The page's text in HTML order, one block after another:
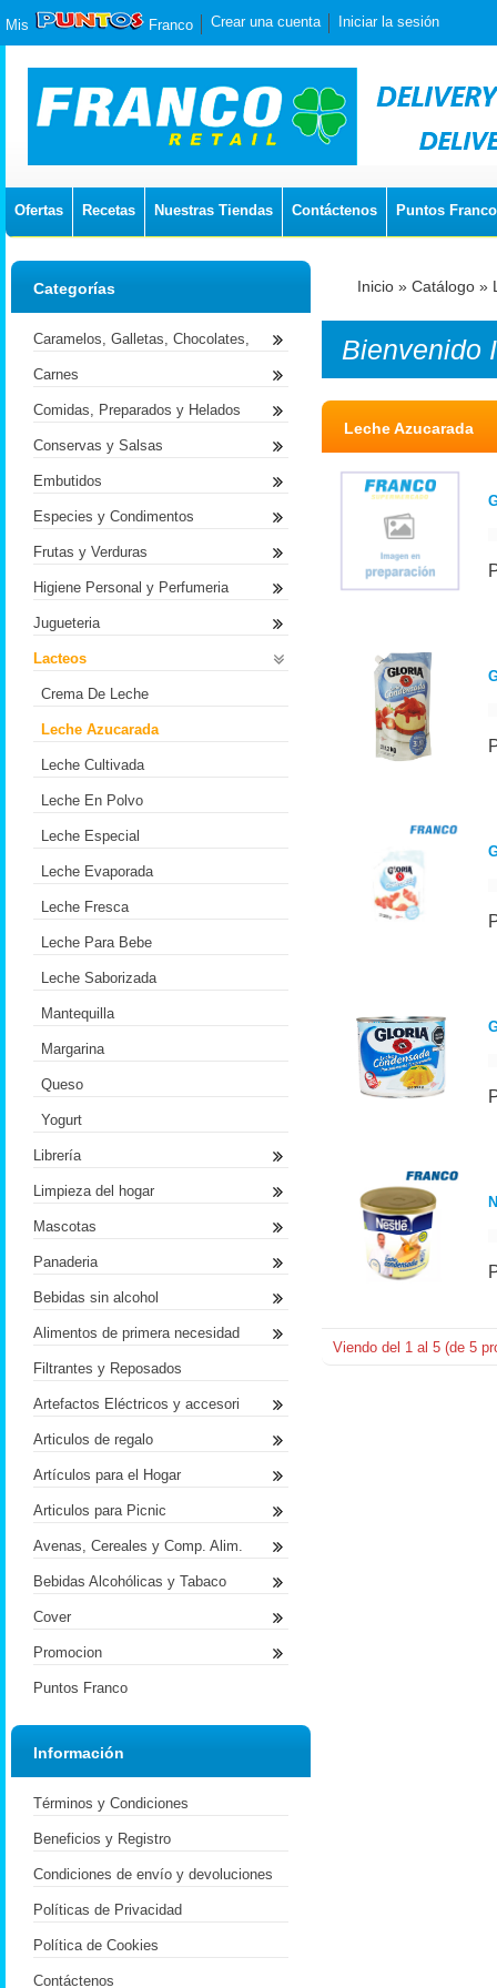
Mis Franco Crear una cuenta Iniciar la sesión
Ofertas Recetas Nuestras Tiendas Contáctenos Puntos Franco
Inicio » Catálogo »
Bienvenido
Leche Azucarada
Viendo del 1 al 5 (de 5
Categorías
Caramelos, Galletas, Chocolates,
Carnes
Comidas, Preparados y Helados
Conservas y Salsas
Embutidos
Especies y Condimentos
Frutas y Verduras
Higiene Personal y Perfumeria
Jugueteria
Lacteos
Crema De Leche
Leche Azucarada
Leche Cultivada
Leche En Polvo
Leche Especial
Leche Evaporada
Leche Fresca
Leche Para Bebe
Leche Saborizada
Mantequilla
Margarina
Queso
Yogurt
Librería
Limpieza del hogar
Mascotas
Panaderia
Bebidas sin alcohol
Alimentos de primera necesidad
Filtrantes y Reposados
Artefactos Eléctricos y accesori
Articulos de regalo
Artículos para el Hogar
Articulos para Picnic
Avenas, Cereales y Comp. Alim.
Bebidas Alcohólicas y Tabaco
Cover
Promocion
Puntos Franco
Información
Términos y Condiciones
Beneficios y Registro
Condiciones de envío y devoluciones
Políticas de Privacidad
Política de Cookies
Contáctenos